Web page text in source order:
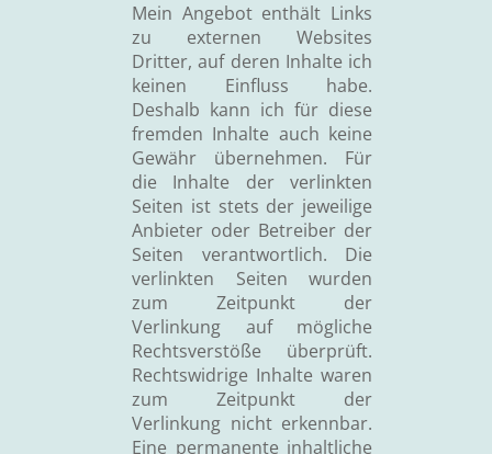
Mein Angebot enthält Links
zu externen Websites
Dritter, auf deren Inhalte ich
keinen Einfluss habe.
Deshalb kann ich für diese
fremden Inhalte auch keine
Gewähr übernehmen. Für
die Inhalte der verlinkten
Seiten ist stets der jeweilige
Anbieter oder Betreiber der
Seiten verantwortlich. Die
verlinkten Seiten wurden
zum Zeitpunkt der
Verlinkung auf mögliche
Rechtsverstöße überprüft.
Rechtswidrige Inhalte waren
zum Zeitpunkt der
Verlinkung nicht erkennbar.
Eine permanente inhaltliche